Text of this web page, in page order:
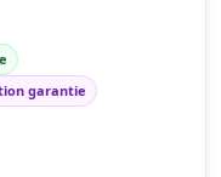
garantie